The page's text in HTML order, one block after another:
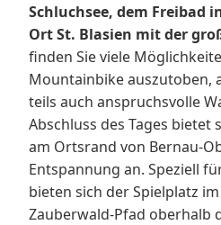
Schluchsee, dem Freibad
Ort St. Blasien mit der
finden Sie viele
Mountainbike auszutoben,
teils auch anspruchsvolle
Abschluss des Tages bietet
am Ortsrand von Bernau-
Entspannung an. Speziell
bieten sich der Spielplatz
Zauberwald-Pfad oberhalb